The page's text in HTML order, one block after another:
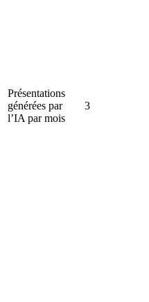
Présentations
générées par
l’IA par mois
3